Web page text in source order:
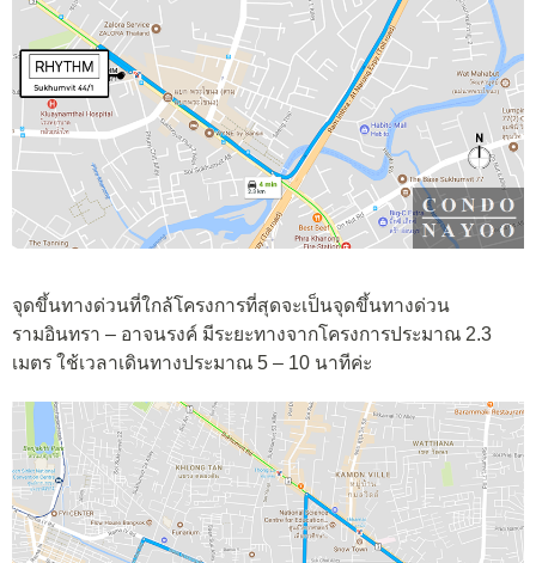
จุดขึ้นทางด่วนที่ใกล้โครงการที่สุดจะเป็นจุดขึ้นทางด่วน
รามอินทรา – อาจนรงค์ มีระยะทางจากโครงการประมาณ 2.3
เมตร ใช้เวลาเดินทางประมาณ 5 – 10 นาทีค่ะ